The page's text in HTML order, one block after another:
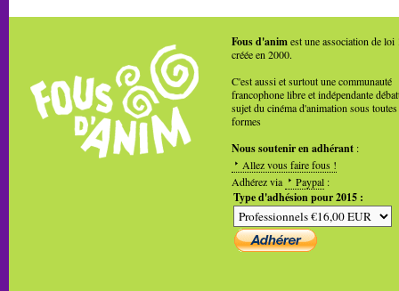
Fous d'animest une association de loi
créée en 2000.
C'est aussi et surtout une communauté
francophone libre et indépendante
sujet du cinéma d'animation sous toutes
formes
Nous soutenir en adhérant :
Allez vous faire fous !
Adhérez via
Paypal :
Type d'adhésion pour 2015 :